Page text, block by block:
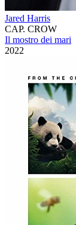
Jared Harris
CAP. CROW
Il mostro dei mari
2022